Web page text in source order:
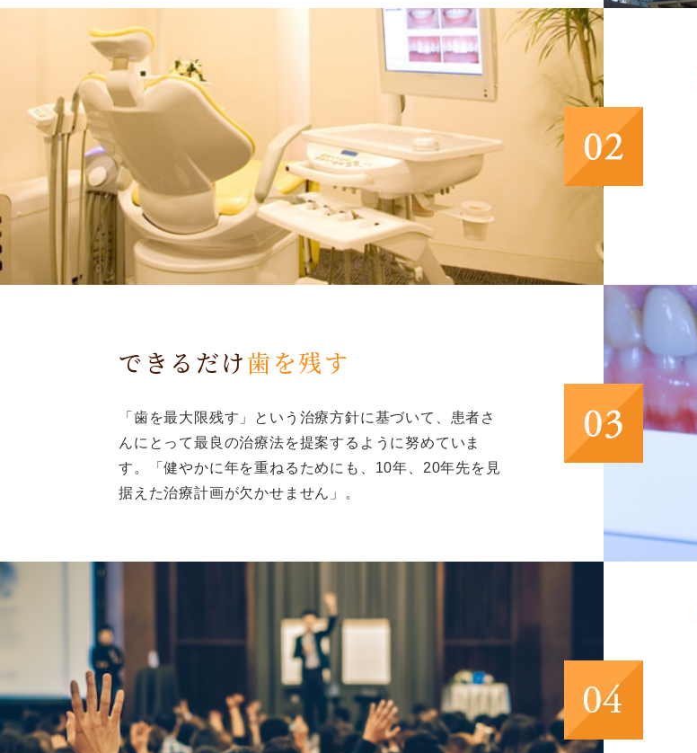
できるだけ歯を残す
「歯を最大限残す」という治療方針に基づいて、患者さ
んにとって最良の治療法を提案するように努めていま
す。「健やかに年を重ねるためにも、10年、20年先を見
据えた治療計画が欠かせません」。